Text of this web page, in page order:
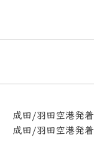
成田/羽田空港発着
成田/羽田空港発着